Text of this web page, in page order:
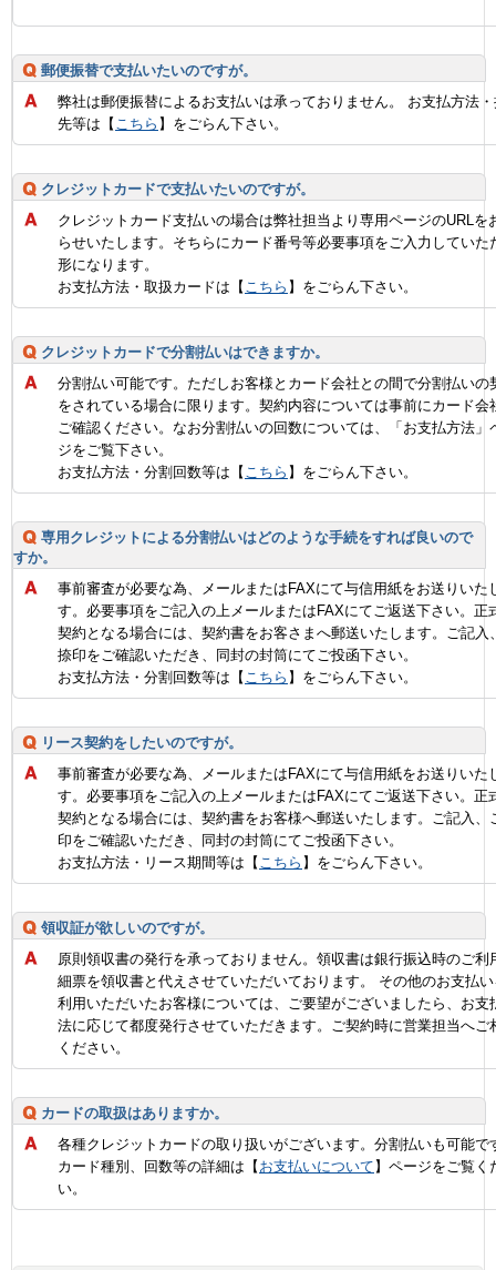
郵便振替で支払いたいのですが。
弊社は郵便振替によるお支払いは承っておりません。 お支払方法
先等は【 こちら 】をごらん下さい。
クレジットカードで支払いたいのですが。
クレジットカード支払いの場合は弊社担当より専用ページのURLを
らせいたします。そちらにカード番号等必要事項をご入力していた
形になります。
お支払方法・取扱カードは【 こちら 】をごらん下さい。
クレジットカードで分割払いはできますか。
分割払い可能です。ただしお客様とカード会社との間で分割払いの
をされている場合に限ります。契約内容については事前にカード会
ご確認ください。なお分割払いの回数については、「お支払方法」
ジをご覧下さい。
お支払方法・分割回数等は【 こちら 】をごらん下さい。
専用クレジットによる分割払いはどのような手続をすれば良いので
すか。
事前審査が必要な為、メールまたはFAXにて与信用紙をお送りいた
す。必要事項をご記入の上メールまたはFAXにてご返送下さい。正
契約となる場合には、契約書をお客さまへ郵送いたします。ご記入
捺印をご確認いただき、同封の封筒にてご投函下さい。
お支払方法・分割回数等は【 こちら 】をごらん下さい。
リース契約をしたいのですが。
事前審査が必要な為、メールまたはFAXにて与信用紙をお送りいた
す。必要事項をご記入の上メールまたはFAXにてご返送下さい。正
契約となる場合には、契約書をお客様へ郵送いたします。ご記入、
印をご確認いただき、同封の封筒にてご投函下さい。
お支払方法・リース期間等は【 こちら 】をごらん下さい。
領収証が欲しいのですが。
原則領収書の発行を承っておりません。領収書は銀行振込時のご利
細票を領収書と代えさせていただいております。 その他のお支払
利用いただいたお客様については、ご要望がございましたら、お支
法に応じて都度発行させていただきます。ご契約時に営業担当へご
ください。
カードの取扱はありますか。
各種クレジットカードの取り扱いがございます。分割払いも可能で
カード種別、回数等の詳細は【 お支払いについて 】ページをご覧く
い。